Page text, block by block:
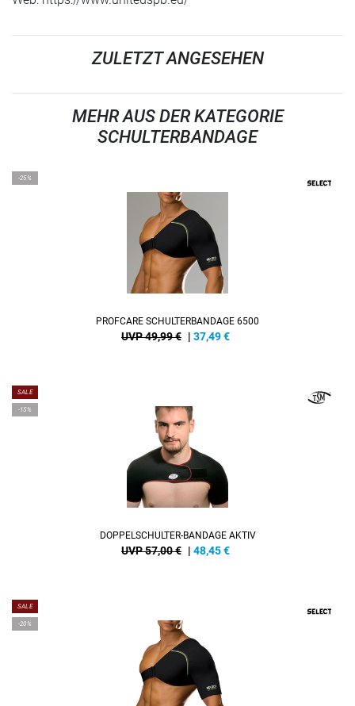
ZULETZT ANGESEHEN
MEHR AUS DER KATEGORIE
SCHULTERBANDAGE
-25%
PROFCARE SCHULTERBANDAGE 6500
UVP 49,99 € | 37,49€
SALE
-15%
DOPPELSCHULTER-BANDAGE AKTIV
UVP 57,00 € | 48,45€
SALE
-20%